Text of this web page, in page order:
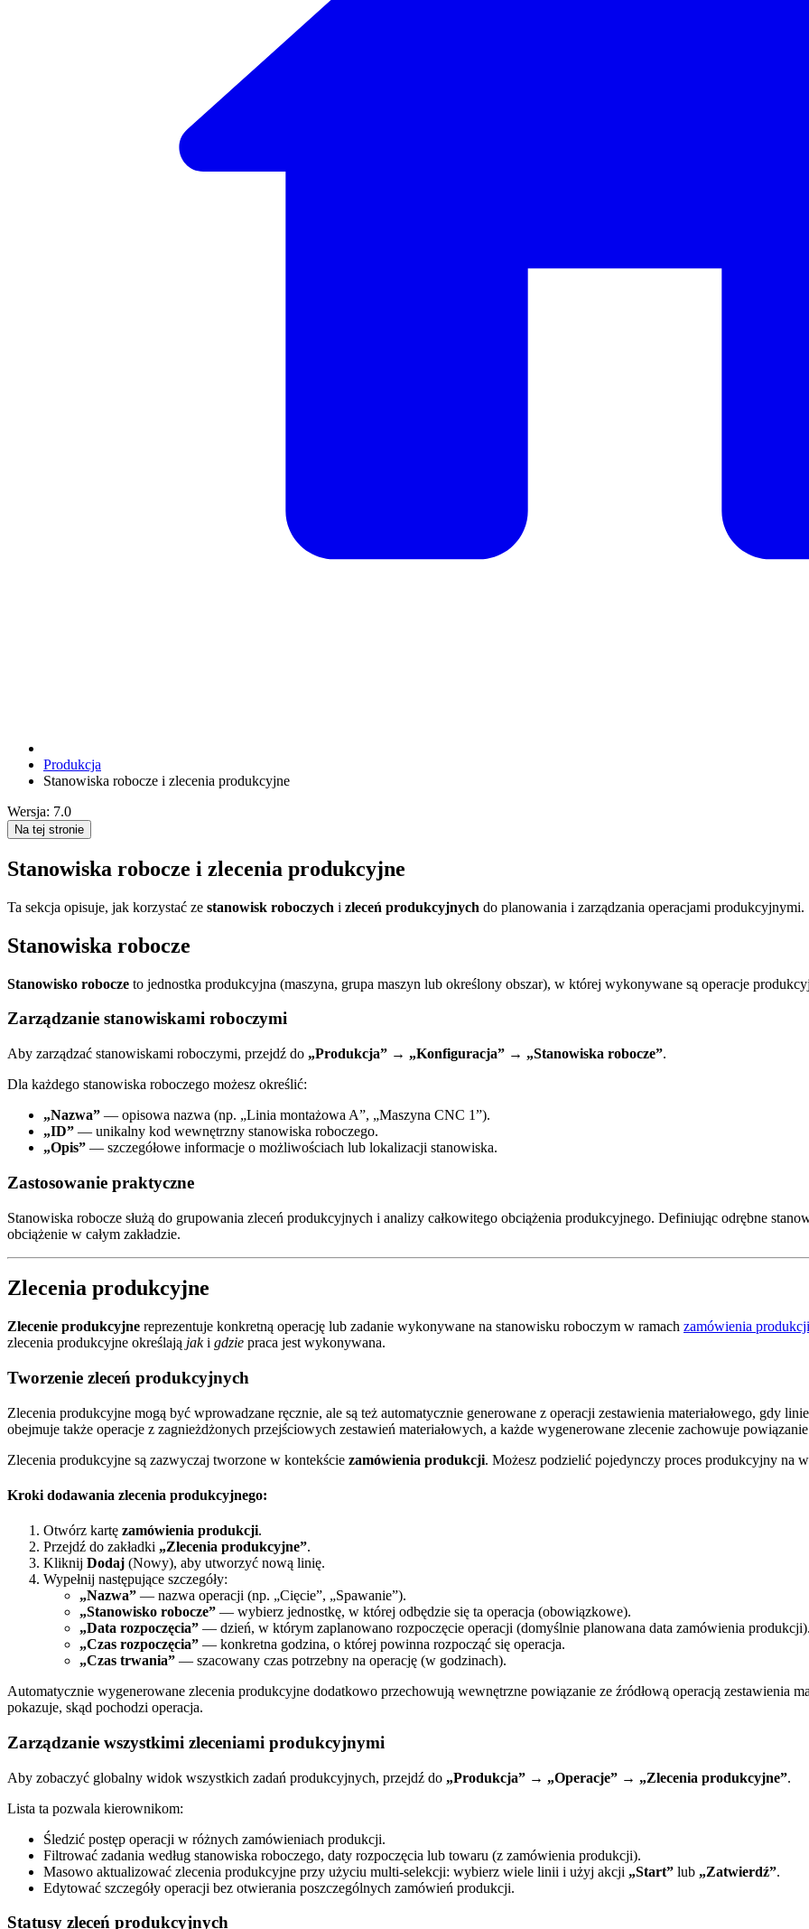
Produkcja
Stanowiska robocze i zlecenia produkcyjne
Wersja: 7.0
Na tej stronie
Stanowiska robocze i zlecenia produkcyjne
Ta sekcja opisuje, jak korzystać ze stanowisk roboczych i zleceń produkcyjnych do planowania i zarządzania operacjami produkcyjnymi.
Stanowiska robocze
Stanowisko robocze to jednostka produkcyjna (maszyna, grupa maszyn lub określony obszar), w której wykonywane są operacje
Zarządzanie stanowiskami roboczymi
Aby zarządzać stanowiskami roboczymi, przejdź do „Produkcja” → „Konfiguracja” → „Stanowiska robocze”.
Dla każdego stanowiska roboczego możesz określić:
„Nazwa” — opisowa nazwa (np. „Linia montażowa A”, „Maszyna CNC 1”).
„ID” — unikalny kod wewnętrzny stanowiska roboczego.
„Opis” — szczegółowe informacje o możliwościach lub lokalizacji stanowiska.
Zastosowanie praktyczne
Stanowiska robocze służą do grupowania zleceń produkcyjnych i analizy całkowitego obciążenia produkcyjnego. Definiując odrębne
obciążenie w całym zakładzie.
Zlecenia produkcyjne
Zlecenie produkcyjne reprezentuje konkretną operację lub zadanie wykonywane na stanowisku roboczym w ramach zamówienia produkcji
zlecenia produkcyjne określają jaki gdzie praca jest wykonywana.
Tworzenie zleceń produkcyjnych
Zlecenia produkcyjne mogą być wprowadzane ręcznie, ale są też automatycznie generowane z operacji zestawienia materiałowego, gdy
obejmuje także operacje z zagnieżdżonych przejściowych zestawień materiałowych, a każde wygenerowane zlecenie zachowuje
Zlecenia produkcyjne są zazwyczaj tworzone w kontekście zamówienia produkcji. Możesz podzielić pojedynczy proces produkcyjny na
Kroki dodawania zlecenia produkcyjnego:
Otwórz kartę zamówienia produkcji.
Przejdź do zakładki „Zlecenia produkcyjne”.
Kliknij Dodaj (Nowy), aby utworzyć nową linię.
Wypełnij następujące szczegóły:
„Nazwa” — nazwa operacji (np. „Cięcie”, „Spawanie”).
„Stanowisko robocze” — wybierz jednostkę, w której odbędzie się ta operacja (obowiązkowe).
„Data rozpoczęcia” — dzień, w którym zaplanowano rozpoczęcie operacji (domyślnie planowana data zamówienia
„Czas rozpoczęcia” — konkretna godzina, o której powinna rozpocząć się operacja.
„Czas trwania” — szacowany czas potrzebny na operację (w godzinach).
Automatycznie wygenerowane zlecenia produkcyjne dodatkowo przechowują wewnętrzne powiązanie ze źródłową operacją zestawienia
pokazuje, skąd pochodzi operacja.
Zarządzanie wszystkimi zleceniami produkcyjnymi
Aby zobaczyć globalny widok wszystkich zadań produkcyjnych, przejdź do „Produkcja” → „Operacje” → „Zlecenia produkcyjne”.
Lista ta pozwala kierownikom:
Śledzić postęp operacji w różnych zamówieniach produkcji.
Filtrować zadania według stanowiska roboczego, daty rozpoczęcia lub towaru (z zamówienia produkcji).
Masowo aktualizować zlecenia produkcyjne przy użyciu multi-selekcji: wybierz wiele linii i użyj akcji „Start” lub „Zatwierdź”.
Edytować szczegóły operacji bez otwierania poszczególnych zamówień produkcji.
Statusy zleceń produkcyjnych